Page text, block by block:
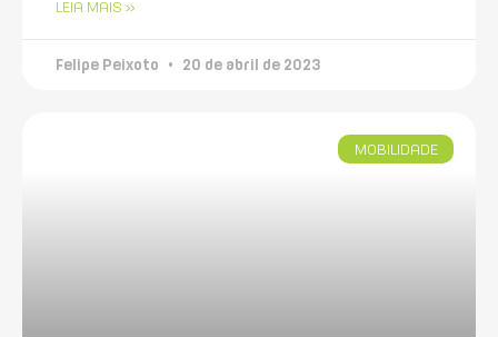
LEIA MAIS »
Felipe Peixoto 20 de abril de 2023
MOBILIDADE